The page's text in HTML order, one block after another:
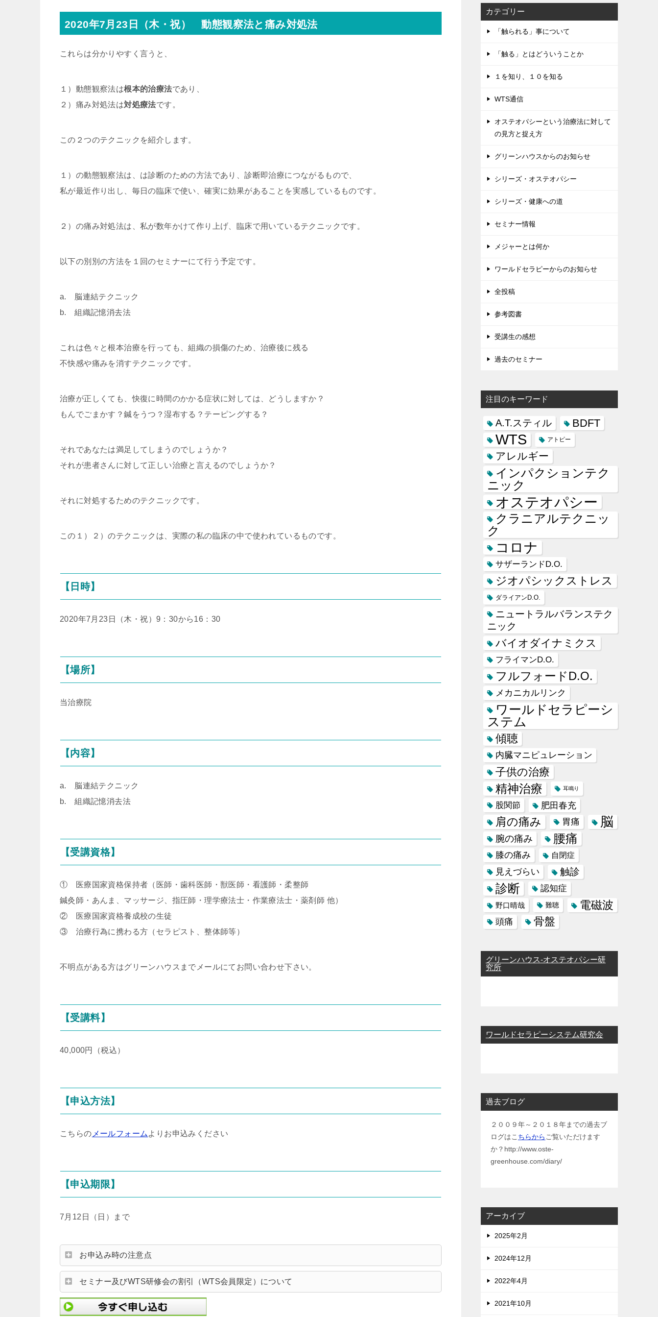
2020年7月23日（木・祝） 動態観察法と痛み対処法
これらは分かりやすく言うと、
１）動態観察法は根本的治療法であり、
２）痛み対処法は対処療法です。
この２つのテクニックを紹介します。
１）の動態観察法は、は診断のための方法であり、診断即治療につながるもので、
私が最近作り出し、毎日の臨床で使い、確実に効果があることを実感しているものです。
２）の痛み対処法は、私が数年かけて作り上げ、臨床で用いているテクニックです。
以下の別別の方法を１回のセミナーにて行う予定です。
a. 脳連結テクニック
b. 組織記憶消去法
これは色々と根本治療を行っても、組織の損傷のため、治療後に残る
不快感や痛みを消すテクニックです。
治療が正しくても、快復に時間のかかる症状に対しては、どうしますか？
もんでごまかす？鍼をうつ？湿布する？テーピングする？
それであなたは満足してしまうのでしょうか？
それが患者さんに対して正しい治療と言えるのでしょうか？
それに対処するためのテクニックです。
この１）２）のテクニックは、実際の私の臨床の中で使われているものです。
【日時】
2020年7月23日（木・祝）9：30から16：30
【場所】
当治療院
【内容】
a. 脳連結テクニック
b. 組織記憶消去法
【受講資格】
① 医療国家資格保持者（医師・歯科医師・獣医師・看護師・柔整師
鍼灸師・あんま、マッサージ、指圧師・理学療法士・作業療法士・薬剤師 他）
② 医療国家資格養成校の生徒
③ 治療行為に携わる方（セラピスト、整体師等）
不明点がある方はグリーンハウスまでメールにてお問い合わせ下さい。
【受講料】
40,000円（税込）
【申込方法】
こちらの メールフォーム よりお申込みください
【申込期限】
7月12日（日）まで
お申込み時の注意点
セミナー及びWTS研修会の割引（WTS会員限定）について
カテゴリー
「触られる」事について
「触る」とはどういうことか
１を知り、１０を知る
WTS通信
オステオパシーという治療法に対して
の見方と捉え方
グリーンハウスからのお知らせ
シリーズ・オステオパシー
シリーズ・健康への道
セミナー情報
メジャーとは何か
ワールドセラピーからのお知らせ
全投稿
参考図書
受講生の感想
過去のセミナー
注目のキーワード
A.T.スティル BDFT
WTS アトピー
アレルギー
インパクションテク
ニック
オステオパシー
クラニアルテクニッ
ク
コロナ
サザーランドD.O.
ジオパシックストレス
ダライアンD.O.
ニュートラルバランステク
ニック
バイオダイナミクス
フライマンD.O.
フルフォードD.O.
メカニカルリンク
ワールドセラピーシ
ステム
傾聴
内臓マニピュレーション
子供の治療
精神治療 耳鳴り
股関節 肥田春充
肩の痛み 胃痛 脳
腕の痛み 腰痛
膝の痛み 自閉症
見えづらい 触診
診断 認知症
野口晴哉 難聴 電磁波
頭痛 骨盤
グリーンハウス-オステオパシー研
究所
ワールドセラピーシステム研究会
過去ブログ
２００９年～２０１８年までの過去ブ
ログはこ ちらから ご覧いただけます
か？http://www.oste-
greenhouse.com/diary/
アーカイブ
2025年2月
2024年12月
2022年4月
2021年10月